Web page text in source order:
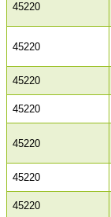
45220
45220
45220
45220
45220
45220
45220